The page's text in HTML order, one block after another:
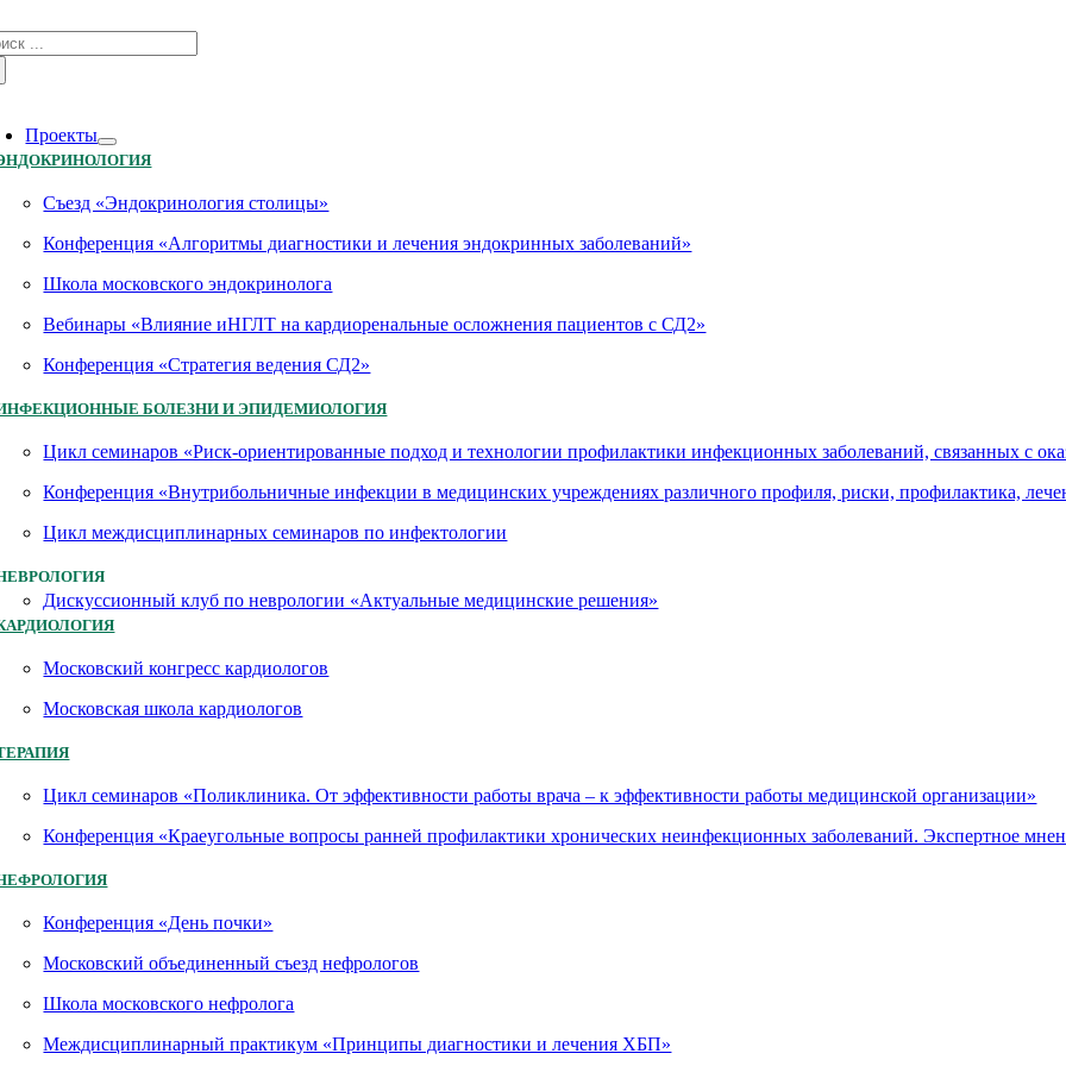
to
content
Проекты
Съезд «Эндокринология столицы»
Конференция «Алгоритмы диагностики и лечения эндокринных заболеваний»
Школа московского эндокринолога
Вебинары «Влияние иНГЛТ на кардиоренальные осложнения пациентов с СД2»
Конференция «Стратегия ведения СД2»
БОЛЕЗНИ И ЭПИДЕМИОЛОГИЯ
Цикл семинаров «Риск-ориентированные подход и технологии профилактики инфекционных заболеваний, связанных с
Конференция «Внутрибольничные инфекции в медицинских учреждениях различного профиля, риски, профилактика,
Цикл междисциплинарных семинаров по инфектологии
Дискуссионный клуб по неврологии «Актуальные медицинские решения»
Московский конгресс кардиологов
Московская школа кардиологов
Цикл семинаров «Поликлиника. От эффективности работы врача – к эффективности работы медицинской организации»
Конференция «Краеугольные вопросы ранней профилактики хронических неинфекционных заболеваний. Экспертное
Конференция «День почки»
Московский объединенный съезд нефрологов
Школа московского нефролога
Междисциплинарный практикум «Принципы диагностики и лечения ХБП»